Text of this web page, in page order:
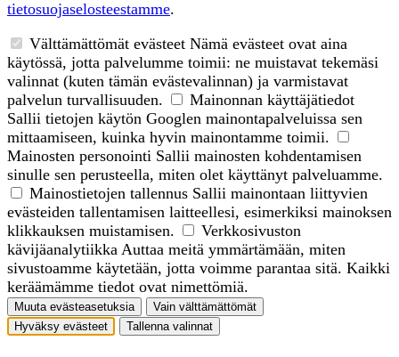
tietosuojaselosteestamme.
Välttämättömät evästeet Nämä evästeet ovat aina
käytössä, jotta palvelumme toimii: ne muistavat tekemäsi
valinnat (kuten tämän evästevalinnan) ja varmistavat
palvelun turvallisuuden.
Mainonnan käyttäjätiedot
Sallii tietojen käytön Googlen mainontapalveluissa sen
mittaamiseen, kuinka hyvin mainontamme toimii.
Mainosten personointi Sallii mainosten kohdentamisen
sinulle sen perusteella, miten olet käyttänyt palveluamme.
Mainostietojen tallennus Sallii mainontaan liittyvien
evästeiden tallentamisen laitteellesi, esimerkiksi mainoksen
klikkauksen muistamisen.
Verkkosivuston
kävijäanalytiikka Auttaa meitä ymmärtämään, miten
sivustoamme käytetään, jotta voimme parantaa sitä. Kaikki
keräämämme tiedot ovat nimettömiä.
Muuta evästeasetuksia
Vain välttämättömät
Hyväksy evästeet
Tallenna valinnat